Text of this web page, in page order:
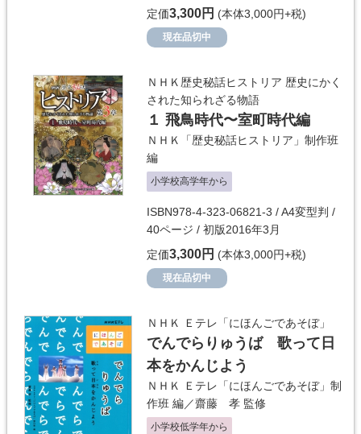
定価3,300円 (本体3,000円+税)
現在品切中
ＮＨＫ歴史秘話ヒストリア 歴史にかく
された知られざる物語
１ 飛鳥時代〜室町時代編
ＮＨＫ「歴史秘話ヒストリア」制作班
編
小学校高学年から
ISBN978-4-323-06821-3 / A4変型判 /
40ページ / 初版2016年3月
定価3,300円 (本体3,000円+税)
現在品切中
ＮＨＫ Ｅテレ「にほんごであそぼ」
でんでらりゅうば 歌って日
本をかんじよう
ＮＨＫ Ｅテレ「にほんごであそぼ」制
作班 編／齋藤 孝 監修
小学校低学年から